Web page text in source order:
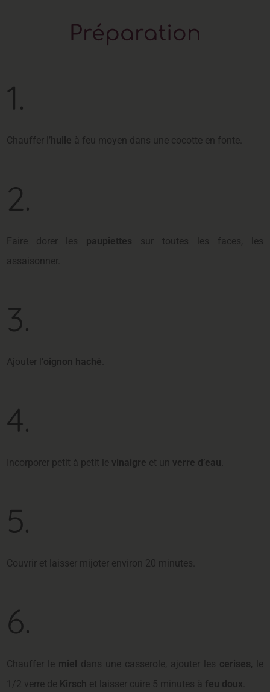
Préparation
1.
Chauffer l’huile à feu moyen dans une cocotte en fonte.
2.
Faire dorer les paupiettes sur toutes les faces, les
assaisonner.
3.
Ajouter l’oignon haché
4.
Incorporer petit à petit le vinaigre et un verre d’eau
5.
Couvrir et laisser mijoter environ 20 minutes.
6.
Chauffer le miel dans une casserole, ajouter les cerises, le
1/2 verre de Kirsch et laisser cuire 5 minutes à feu doux